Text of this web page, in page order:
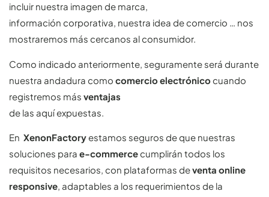
incluir nuestra imagen de marca,
información corporativa, nuestra idea de comercio … nos
mostraremos más cercanos al consumidor.
Como indicado anteriormente, seguramente será durante
nuestra andadura como comercio electrónicocuando
registremos más ventajas
de las aquí expuestas.
En XenonFactoryestamos seguros de que nuestras
soluciones para e-commercecumplirán todos los
requisitos necesarios, con plataformas deventa online
responsive, adaptables a los requerimientos de la